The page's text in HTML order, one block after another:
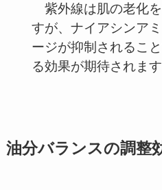
紫外線は肌の老化
すが、ナイアシンア
ージが抑制されるこ
る効果が期待されます
油分バランスの調整